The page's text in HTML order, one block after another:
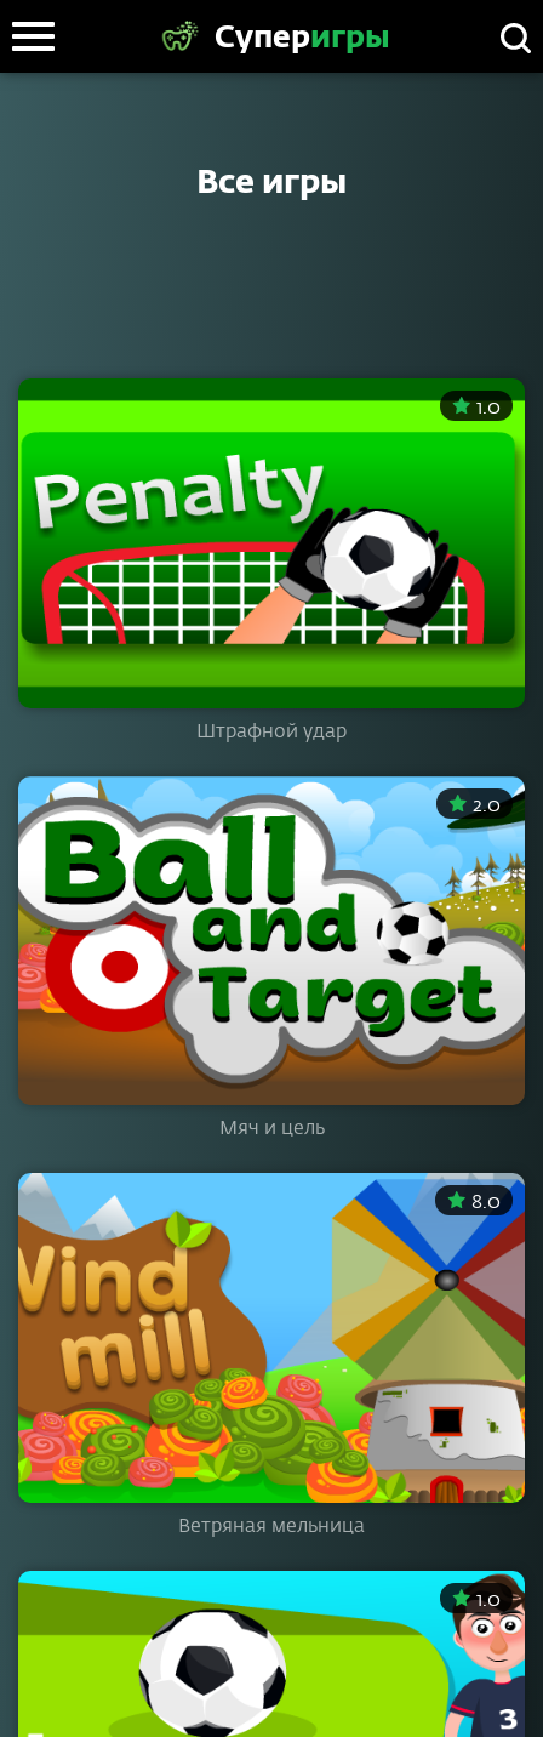
Суперигры
Все игры
1.0
Штрафной удар
2.0
Мяч и цель
8.0
Ветряная мельница
1.0